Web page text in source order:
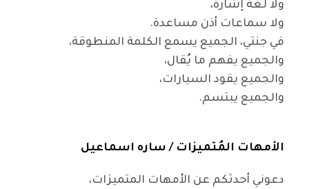
ولا لغة إشارة،
ولا سماعات أذن مساعدة.
في جنتي، الجميع يسمع الكلمة المنطوقة،
والجميع يفهم ما يُقال،
والجميع يقود السيارات،
والجميع يبتسم.
الأمهات المُتميزات / ساره اسماعيل
دعوني أحدثكم عن الأمهات المتميزات،